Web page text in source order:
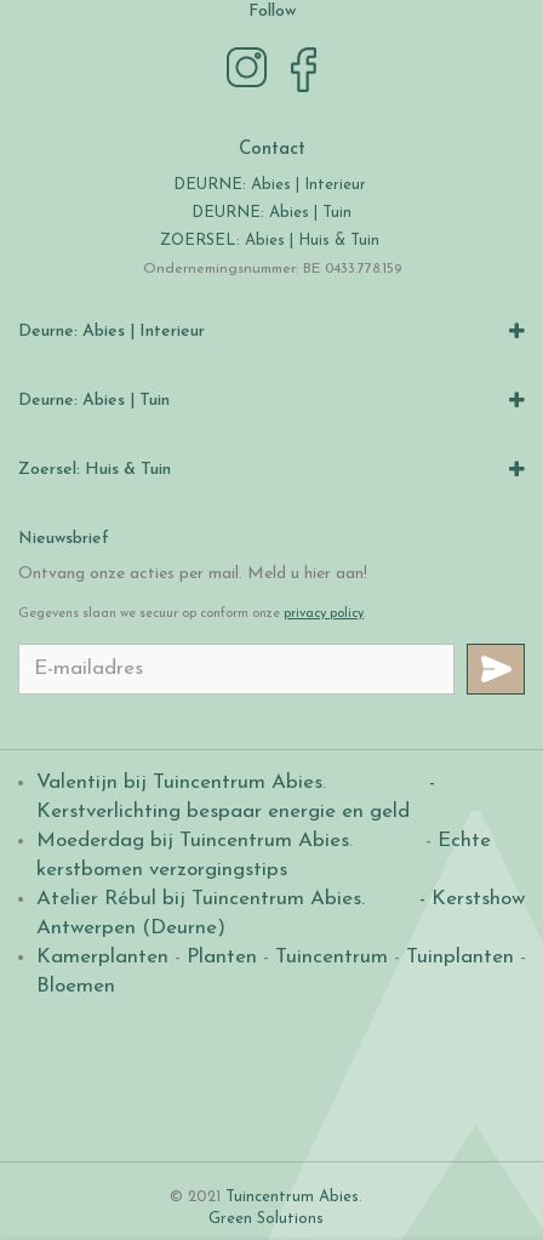
Follow
Contact
DEURNE: Abies | Interieur
DEURNE: Abies | Tuin
ZOERSEL: Abies | Huis & Tuin
Ondernemingsnummer: BE 0433.778.159
Deurne: Abies | Interieur
Deurne: Abies | Tuin
Zoersel: Huis & Tuin
Nieuwsbrief
Ontvang onze acties per mail. Meld u hier aan!
Gegevens slaan we secuur op conform onze privacy policy.
Valentijn bij Tuincentrum Abies.
-
Kerstverlichting bespaar energie en geld
Moederdag bij Tuincentrum Abies. - Echte
kerstbomen verzorgingstips
Atelier Rébul bij Tuincentrum Abies.
- Kerstshow
Antwerpen (Deurne)
Kamerplanten - Planten - Tuincentrum - Tuinplanten -
Bloemen
© 2021 Tuincentrum Abies
Green Solutions